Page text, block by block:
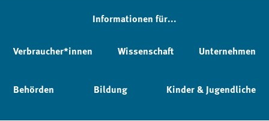
Informationen für...
Verbraucher*innen Wissenschaft Unternehmen
Behörden Bildung Kinder & Jugendliche